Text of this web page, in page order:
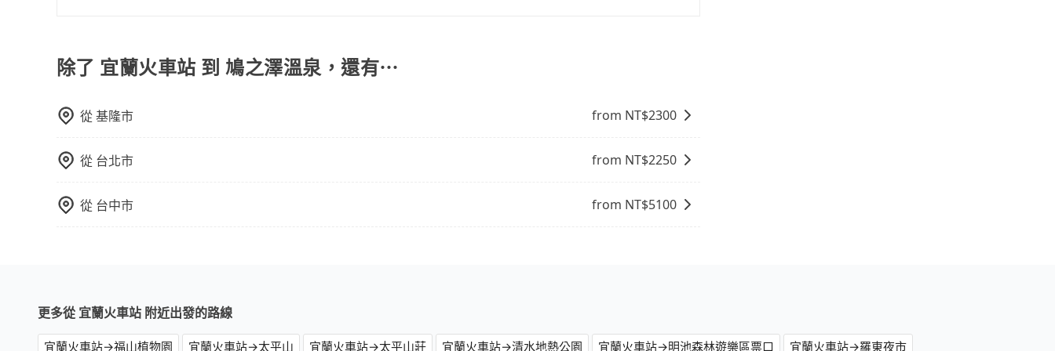
的飯店，有可能再多平台同時上架而發生超賣的現象，便有可能到了現場卻沒房可住的窘境，所以在預定時要不
選擇評分高、評論多的飯店，不然就是還要再人工電話與飯店確認。預訂民宿方面，如不怕麻煩，有些時候直接
這些瑣碎的事，台灣本土的AsiaYo或者國際Airbnb都值得推薦。
會透過Email的方式向您說明收費細節，讓您能更放心地享受旅步為您提供的服務。
除了 宜蘭火車站 到 鳩之澤溫泉，還有⋯
從基隆市 from NT$2300
從 台北市 from NT$2250
從 台中市 from NT$5100
更多從 宜蘭火車站 附近出發的路線
宜蘭火車站→福山植物園 宜蘭火車站→太平山 宜蘭火車站→太平山莊 宜蘭火車站→清水地熱公園 宜蘭火車站→明池森林遊樂區票口 宜蘭火車站→羅東夜市